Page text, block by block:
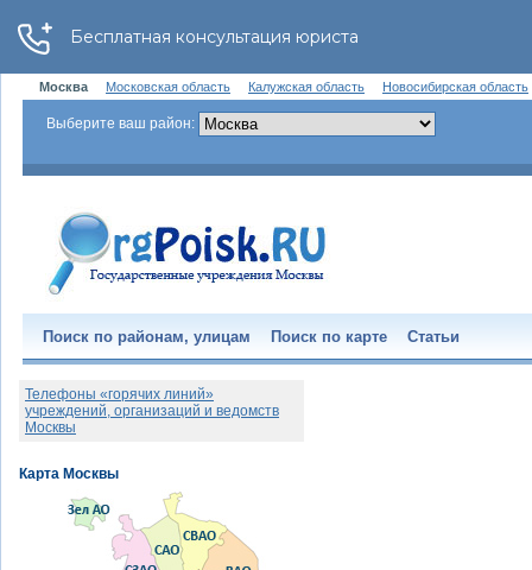
Москва Московская область Калужская область Новосибирская область
Выберите ваш район:
Поиск по районам, улицам Поиск по карте Статьи
Телефоны «горячих линий»
учреждений, организаций и ведомств
Москвы